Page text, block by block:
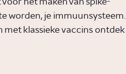
het maken van spike-
worden, je immuunsysteem.
met klassieke vaccins ontdek